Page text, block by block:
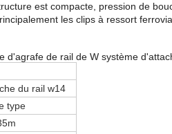
est compacte, pression de
les clips à ressort
d'agrafe de rail de W système
du rail w14
type